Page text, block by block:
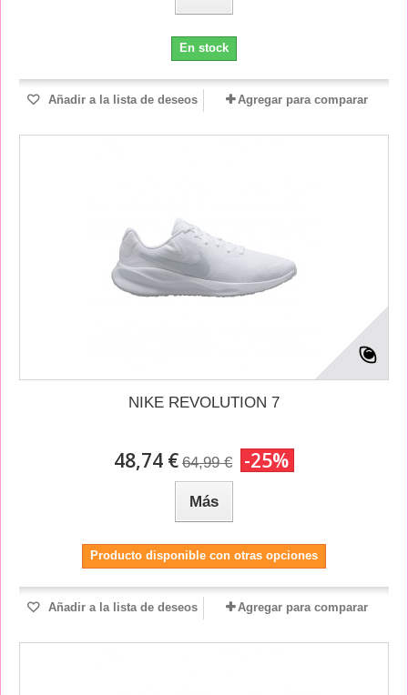
En stock
Añadir a la lista de deseos Agregar para comparar
NIKE REVOLUTION 7
48,74 € 64,99 € -25%
Más
Producto disponible con otras opciones
Añadir a la lista de deseos Agregar para comparar